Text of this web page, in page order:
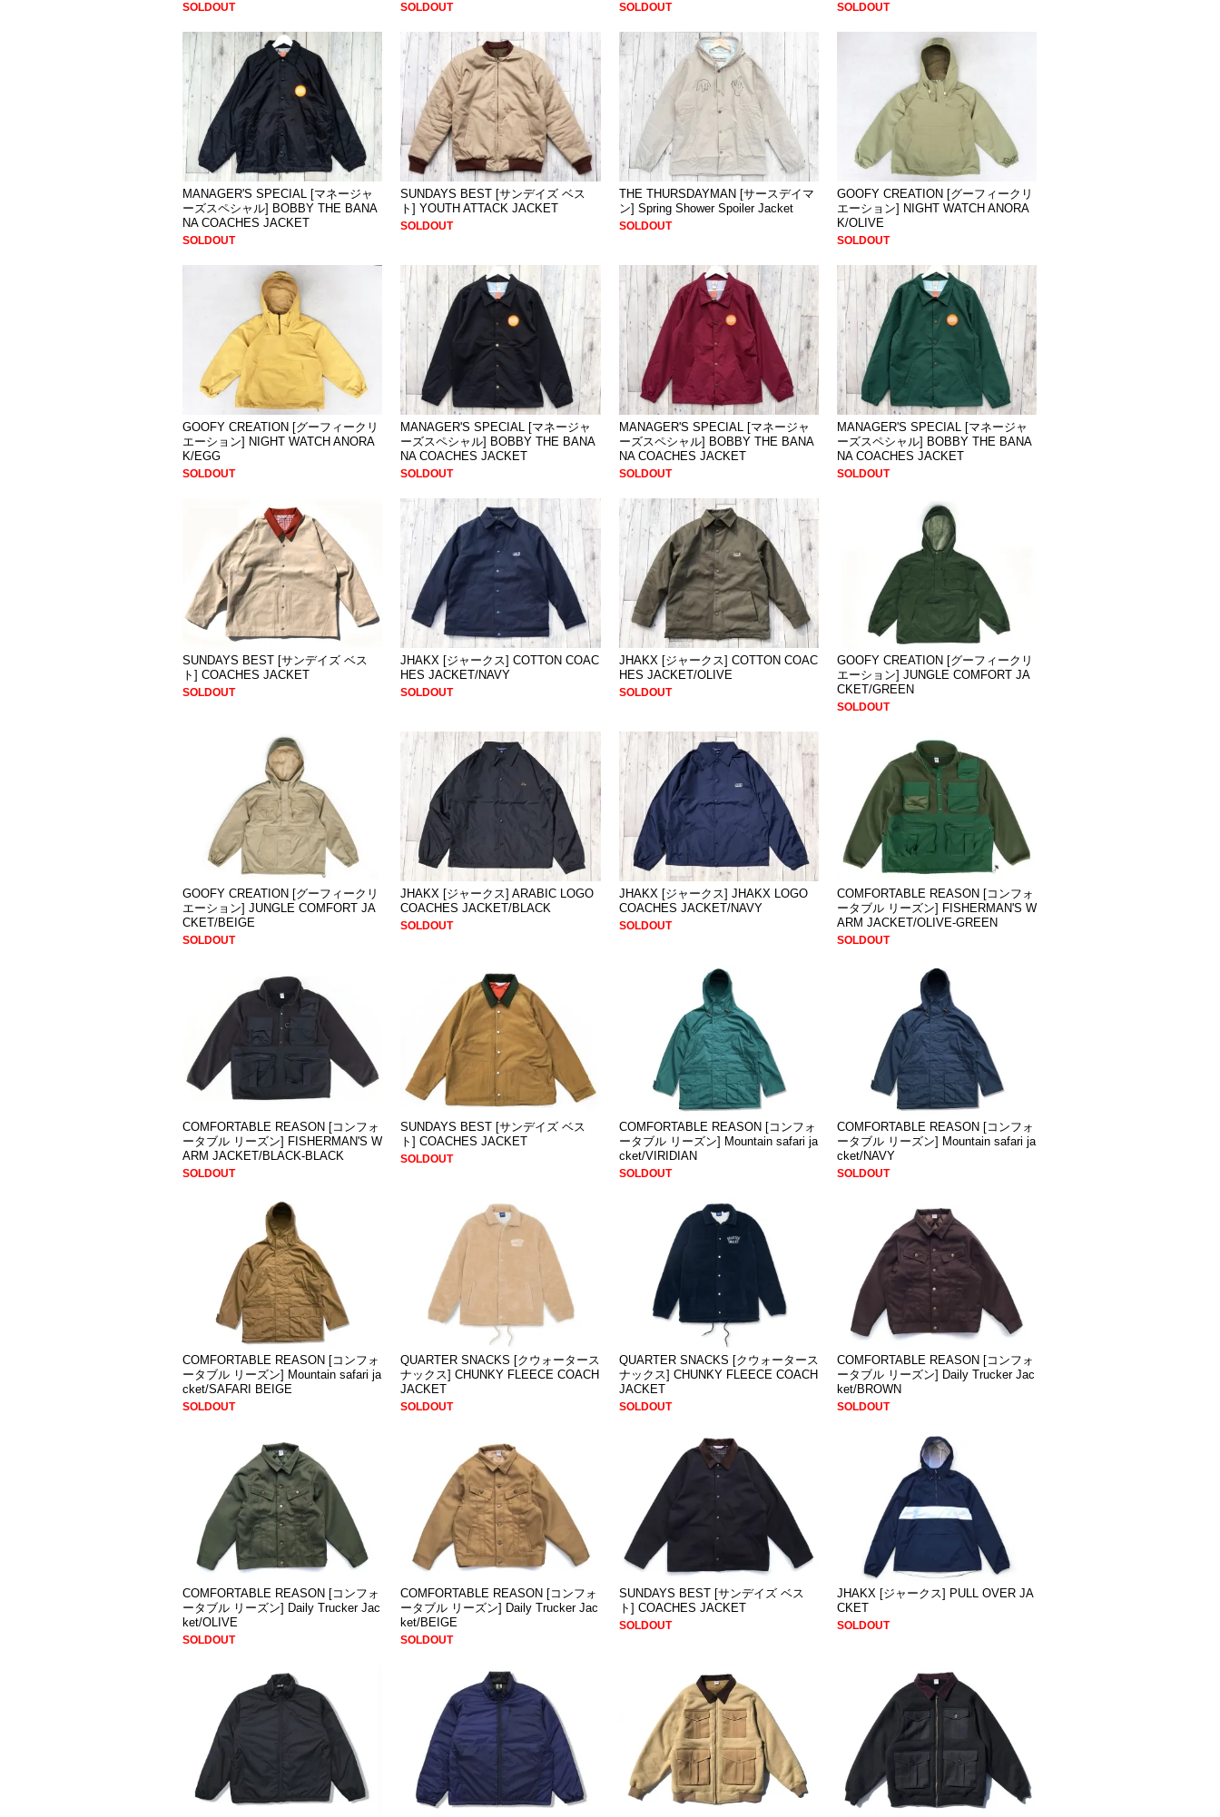
SOLDOUT SOLDOUT SOLDOUT SOLDOUT
MANAGER'S SPECIAL [マネージャ
ーズスペシャル] BOBBY THE BANA
NA COACHES JACKET
SOLDOUT
SUNDAYS BEST [サンデイズ ベス
ト] YOUTH ATTACK JACKET
SOLDOUT
THE THURSDAYMAN [サースデイマ
ン] Spring Shower Spoiler Jacket
SOLDOUT
GOOFY CREATION [グーフィークリ
エーション] NIGHT WATCH ANORA
K/OLIVE
SOLDOUT
GOOFY CREATION [グーフィークリ
エーション] NIGHT WATCH ANORA
K/EGG
SOLDOUT
MANAGER'S SPECIAL [マネージャ
ーズスペシャル] BOBBY THE BANA
NA COACHES JACKET
SOLDOUT
MANAGER'S SPECIAL [マネージャ
ーズスペシャル] BOBBY THE BANA
NA COACHES JACKET
SOLDOUT
MANAGER'S SPECIAL [マネージャ
ーズスペシャル] BOBBY THE BANA
NA COACHES JACKET
SOLDOUT
SUNDAYS BEST [サンデイズ ベス
ト] COACHES JACKET
SOLDOUT
JHAKX [ジャークス] COTTON COAC
HES JACKET/NAVY
SOLDOUT
JHAKX [ジャークス] COTTON COAC
HES JACKET/OLIVE
SOLDOUT
GOOFY CREATION [グーフィークリ
エーション] JUNGLE COMFORT JA
CKET/GREEN
SOLDOUT
GOOFY CREATION [グーフィークリ
エーション] JUNGLE COMFORT JA
CKET/BEIGE
SOLDOUT
JHAKX [ジャークス] ARABIC LOGO
COACHES JACKET/BLACK
SOLDOUT
JHAKX [ジャークス] JHAKX LOGO
COACHES JACKET/NAVY
SOLDOUT
COMFORTABLE REASON [コンフォ
ータブル リーズン] FISHERMAN'S W
ARM JACKET/OLIVE-GREEN
SOLDOUT
COMFORTABLE REASON [コンフォ
ータブル リーズン] FISHERMAN'S W
ARM JACKET/BLACK-BLACK
SOLDOUT
SUNDAYS BEST [サンデイズ ベス
ト] COACHES JACKET
SOLDOUT
COMFORTABLE REASON [コンフォ
ータブル リーズン] Mountain safari ja
cket/VIRIDIAN
SOLDOUT
COMFORTABLE REASON [コンフォ
ータブル リーズン] Mountain safari ja
cket/NAVY
SOLDOUT
COMFORTABLE REASON [コンフォ
ータブル リーズン] Mountain safari ja
cket/SAFARI BEIGE
SOLDOUT
QUARTER SNACKS [クウォータース
ナックス] CHUNKY FLEECE COACH
JACKET
SOLDOUT
QUARTER SNACKS [クウォータース
ナックス] CHUNKY FLEECE COACH
JACKET
SOLDOUT
COMFORTABLE REASON [コンフォ
ータブル リーズン] Daily Trucker Jac
ket/BROWN
SOLDOUT
COMFORTABLE REASON [コンフォ
ータブル リーズン] Daily Trucker Jac
ket/OLIVE
SOLDOUT
COMFORTABLE REASON [コンフォ
ータブル リーズン] Daily Trucker Jac
ket/BEIGE
SOLDOUT
SUNDAYS BEST [サンデイズ ベス
ト] COACHES JACKET
SOLDOUT
JHAKX [ジャークス] PULL OVER JA
CKET
SOLDOUT